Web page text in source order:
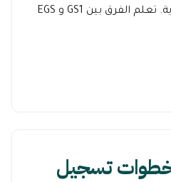
الفاتورة الإلكترونية المصرية. تعلم الفرق بين GS1 و EGS
تسجيل